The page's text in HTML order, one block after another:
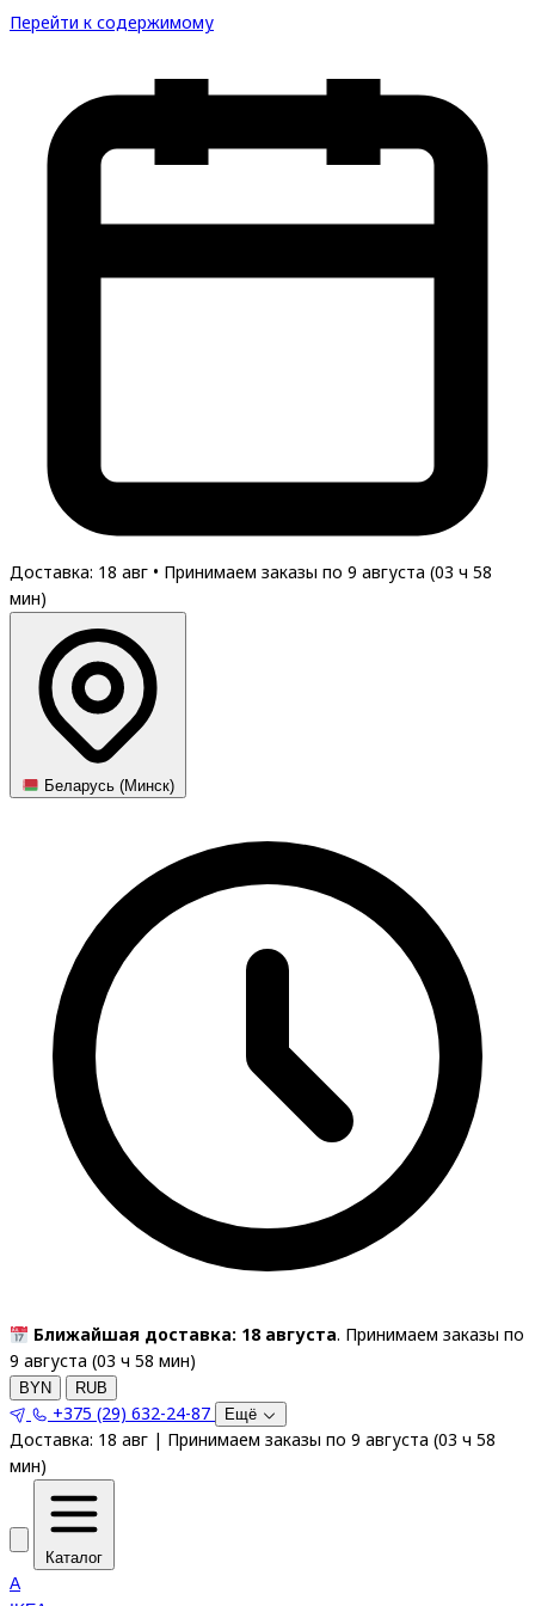
Перейти к содержимому
Доставка: 18 авг • Принимаем заказы по 9 августа (03 ч 58
мин)
Беларусь (Минск)
Ближайшая доставка: 18 августа. Принимаем заказы по
9 августа (03 ч 58 мин)
BYN RUB
+375 (29) 632-24-87 Ещё
Доставка: 18 авг | Принимаем заказы по 9 августа (03 ч 58
мин)
Каталог
A